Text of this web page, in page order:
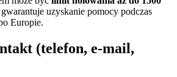
uzyskanie pomocy podczas
Europie.
(telefon, e-mail,